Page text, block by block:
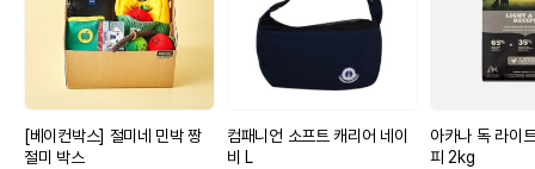
[베이컨박스] 절미네 민박 짱
절미 박스
컴패니언 소프트 캐리어 네이
비 L
아카나 독 라이
피 2kg